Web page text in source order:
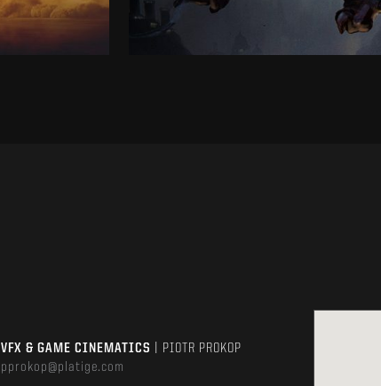
VFX & GAME CINEMATICS
| PIOTR PROKOP
pprokop@platige.com